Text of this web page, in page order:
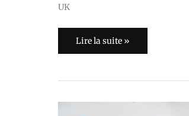
UK
Lire la suite »
Deerhoof